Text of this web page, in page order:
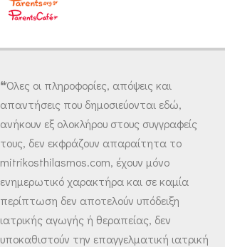
❝Όλες οι πληροφορίες, απόψεις και
απαντήσεις που δημοσιεύονται εδώ,
ανήκουν εξ ολοκλήρου στους συγγραφείς
τους, δεν εκφράζουν απαραίτητα το
mitrikosthilasmos.com, έχουν μόνο
ενημερωτικό χαρακτήρα και σε καμία
περίπτωση δεν αποτελούν υπόδειξη
ιατρικής αγωγής ή θεραπείας, δεν
υποκαθιστούν την επαγγελματική ιατρική